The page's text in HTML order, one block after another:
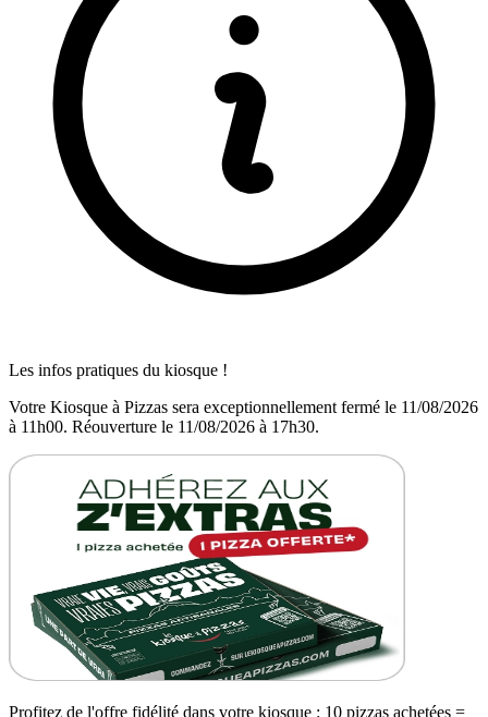
Les infos pratiques du kiosque !
Votre Kiosque à Pizzas sera exceptionnellement fermé le 11/08/2026
à 11h00. Réouverture le 11/08/2026 à 17h30.
Profitez de l'offre fidélité dans votre kiosque : 10 pizzas achetées =